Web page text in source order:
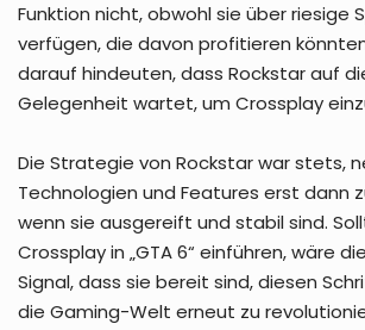
Funktion nicht, obwohl sie über riesige
verfügen, die davon profitieren
darauf hindeuten, dass Rockstar auf
Gelegenheit wartet, um Crossplay
Die Strategie von Rockstar war stets,
Technologien und Features erst dann
wenn sie ausgereift und stabil sind.
Crossplay in „GTA 6“ einführen, wäre
Signal, dass sie bereit sind, diesen
die Gaming-Welt erneut zu